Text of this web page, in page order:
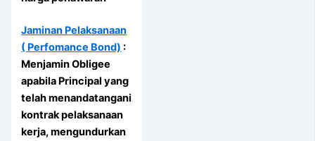
Jaminan Pelaksanaan
( Perfomance Bond) :
Menjamin Obligee
apabila Principal yang
telah menandatangani
kontrak pelaksanaan
kerja, mengundurkan